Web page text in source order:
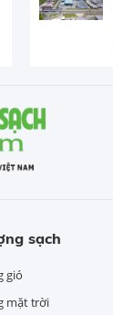
sạch
gió
mặt trời